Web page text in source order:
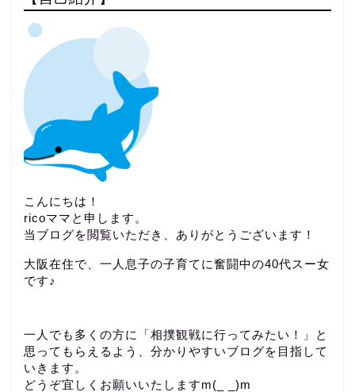
こんにちは！
ricoママと申します。
当ブログを閲覧いただき、ありがとうございます！
大阪在住で、一人息子の子育てに奮闘中の40代スー女
です♪
一人でも多くの方に「相撲観戦に行ってみたい！」と
思ってもらえるよう、分かりやすいブログを目指して
いきます。
どうぞ宜しくお願いいたしますm(_ _)m